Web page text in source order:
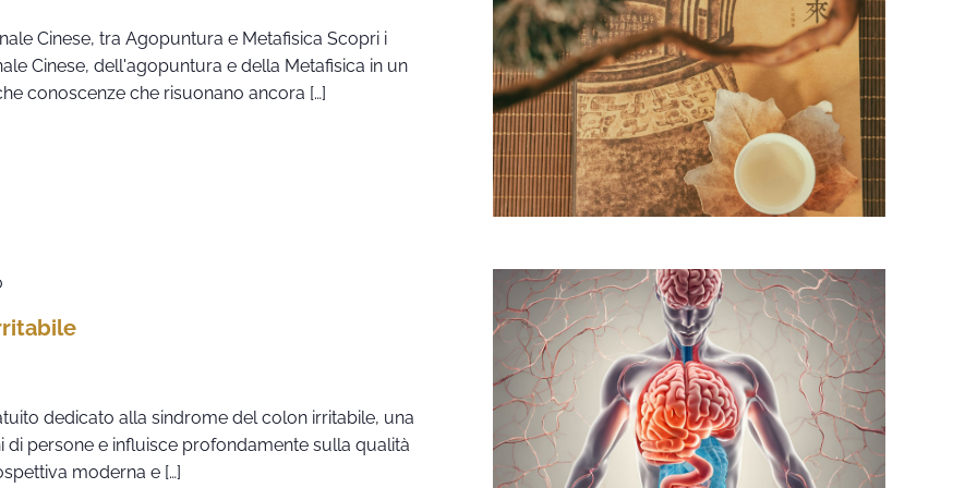
Cinese, tra Agopuntura e Metafisica Scopri i
Cinese, dell'agopuntura e della Metafisica in un
conoscenze che risuonano ancora […]
dedicato alla sindrome del colon irritabile, una
di persone e influisce profondamente sulla qualità
moderna e […]